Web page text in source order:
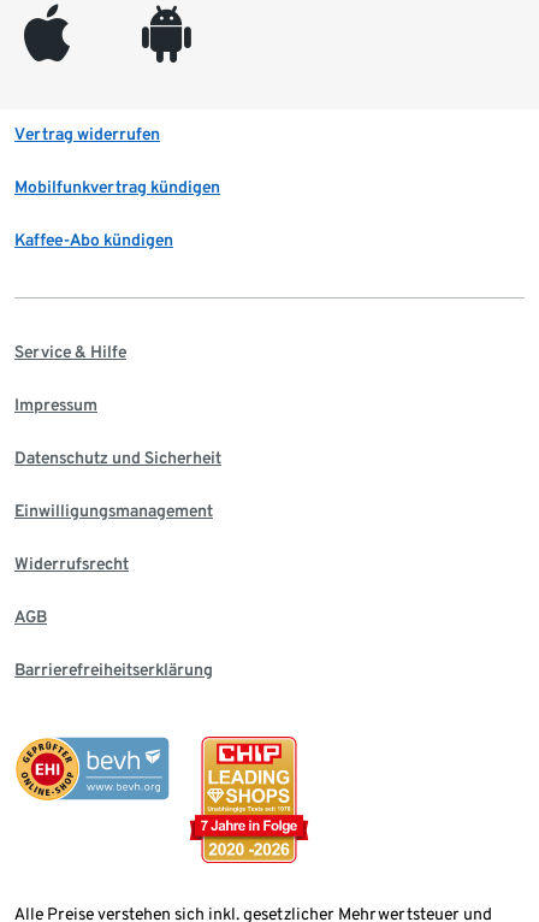
appleinc android
Vertrag widerrufen
Mobilfunkvertrag kündigen
Kaffee-Abo kündigen
Service & Hilfe
Impressum
Datenschutz und Sicherheit
Einwilligungsmanagement
Widerrufsrecht
AGB
Barrierefreiheitserklärung
Alle Preise verstehen sich inkl. gesetzlicher Mehrwertsteuer und